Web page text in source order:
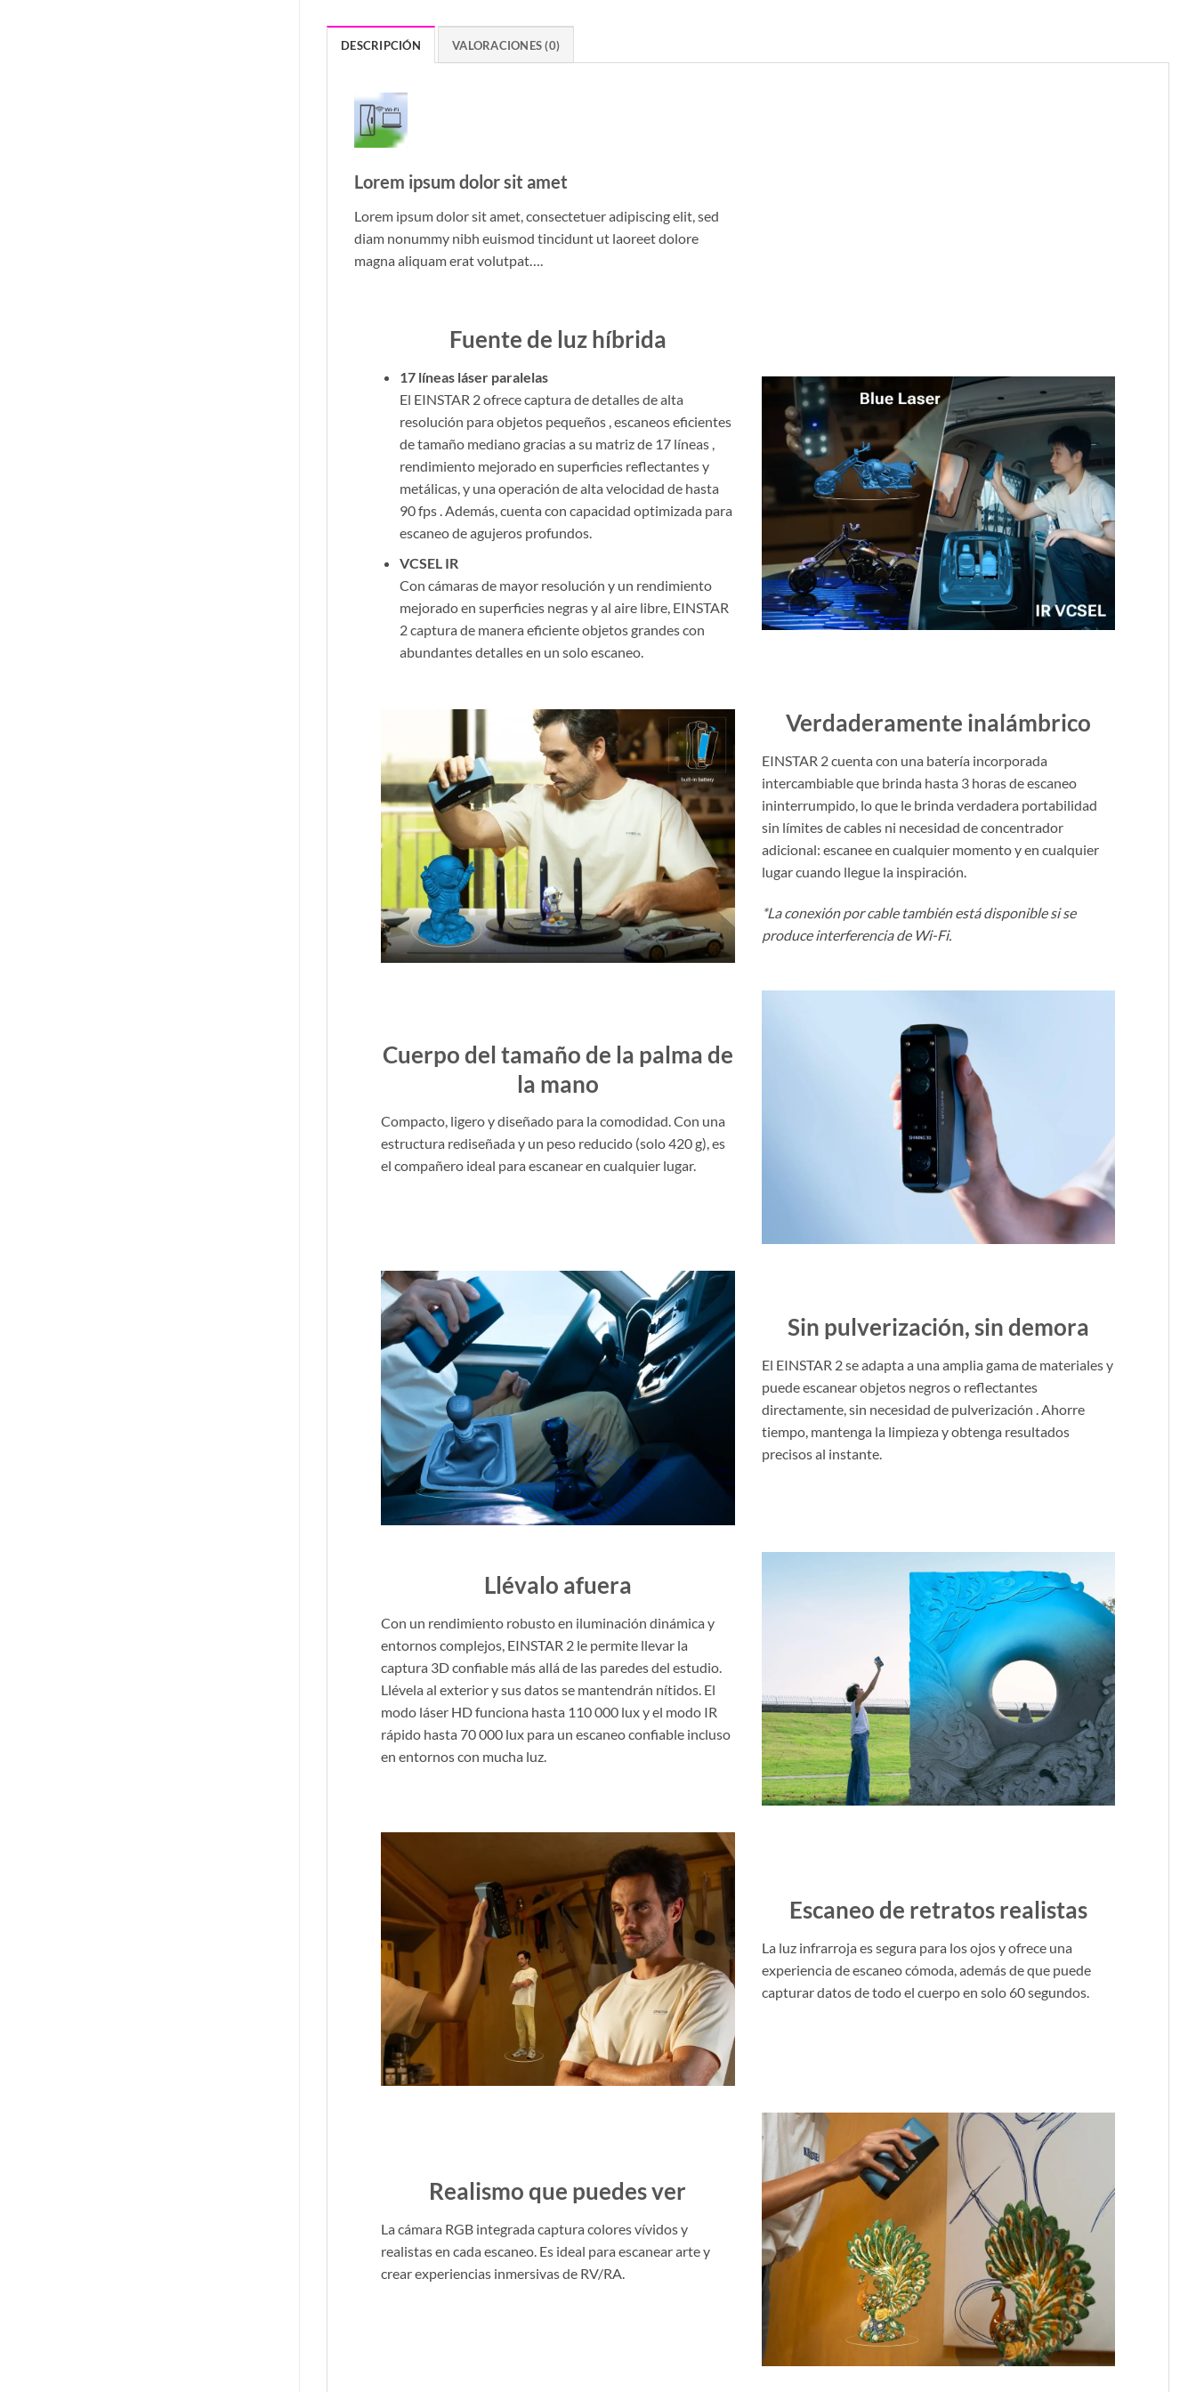
DESCRIPCIÓN VALORACIONES (0)
Lorem ipsum dolor sit amet
Lorem ipsum dolor sit amet, consectetuer adipiscing elit, sed
diam nonummy nibh euismod tincidunt ut laoreet dolore
magna aliquam erat volutpat….
Fuente de luz híbrida
17 líneas láser paralelas
El EINSTAR 2 ofrece captura de detalles de alta
resolución para objetos pequeños , escaneos eficientes
de tamaño mediano gracias a su matriz de 17 líneas ,
rendimiento mejorado en superficies reflectantes y
metálicas, y una operación de alta velocidad de hasta
90 fps . Además, cuenta con capacidad optimizada para
escaneo de agujeros profundos.
VCSEL IR
Con cámaras de mayor resolución y un rendimiento
mejorado en superficies negras y al aire libre, EINSTAR
2 captura de manera eficiente objetos grandes con
abundantes detalles en un solo escaneo.
Verdaderamente inalámbrico
EINSTAR 2 cuenta con una batería incorporada
intercambiable que brinda hasta 3 horas de escaneo
ininterrumpido, lo que le brinda verdadera portabilidad
sin límites de cables ni necesidad de concentrador
adicional: escanee en cualquier momento y en cualquier
lugar cuando llegue la inspiración.
*La conexión por cable también está disponible si se
produce interferencia de Wi-Fi.
Cuerpo del tamaño de la palma de
la mano
Compacto, ligero y diseñado para la comodidad. Con una
estructura rediseñada y un peso reducido (solo 420 g), es
el compañero ideal para escanear en cualquier lugar.
Sin pulverización, sin demora
El EINSTAR 2 se adapta a una amplia gama de materiales y
puede escanear objetos negros o reflectantes
directamente, sin necesidad de pulverización . Ahorre
tiempo, mantenga la limpieza y obtenga resultados
precisos al instante.
Llévalo afuera
Con un rendimiento robusto en iluminación dinámica y
entornos complejos, EINSTAR 2 le permite llevar la
captura 3D confiable más allá de las paredes del estudio.
Llévela al exterior y sus datos se mantendrán nítidos. El
modo láser HD funciona hasta 110 000 lux y el modo IR
rápido hasta 70 000 lux para un escaneo confiable incluso
en entornos con mucha luz.
Escaneo de retratos realistas
La luz infrarroja es segura para los ojos y ofrece una
experiencia de escaneo cómoda, además de que puede
capturar datos de todo el cuerpo en solo 60 segundos.
Realismo que puedes ver
La cámara RGB integrada captura colores vívidos y
realistas en cada escaneo. Es ideal para escanear arte y
crear experiencias inmersivas de RV/RA.